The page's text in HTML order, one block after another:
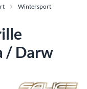
Wintersport
/ Darw